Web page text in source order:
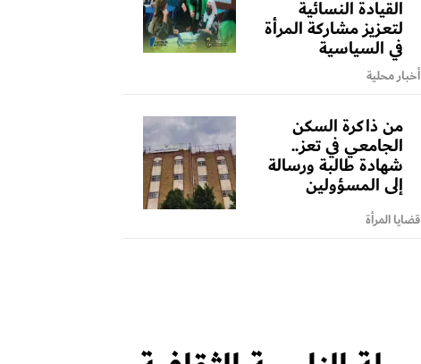
القيادة النسائية
لتعزيز مشاركة المرأة
في السياسية
أخبار محلية
من ذاكرة السكن
الجامعي في تعز..
شهادة طالبة ورسالة
إلى المسؤولين
قضايا المرأة